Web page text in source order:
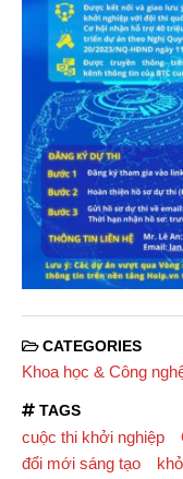
CATEGORIES
Khoa học & Công
TAGS
cuộc thi khởi nghiệp
đổi mới sáng tạo